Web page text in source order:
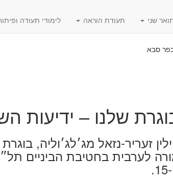
שני תעודת הוראה לימודי תעודה
כפר סבא
שלנו – ידיעות
זעריר-נזאל מג׳לג׳וליה,
לערבית בחטיבת הביניים